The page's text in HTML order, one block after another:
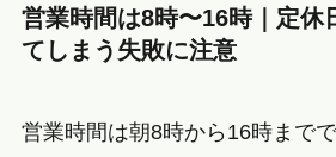
営業時間は8時〜16時｜定休
てしまう失敗に注意
営業時間は朝8時から16時まで